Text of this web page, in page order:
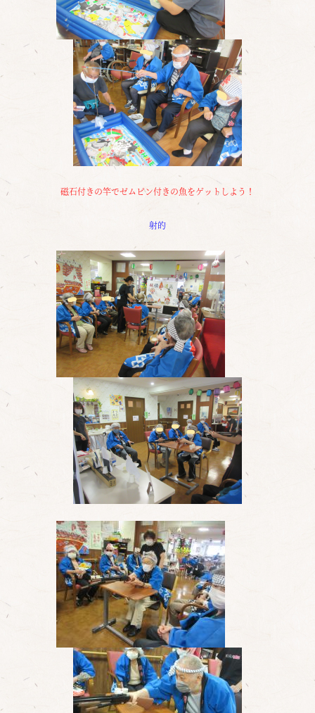
磁石付きの竿でゼムピン付きの魚をゲットしよう！
射的